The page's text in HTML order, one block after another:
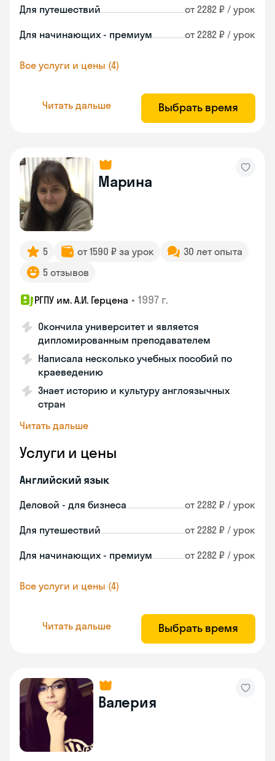
Для путешествий от 2282 ₽ / урок
Для начинающих - премиум от 2282 ₽ / урок
Все услуги и цены (4)
Читать дальше Выбрать время
Марина
5 от 1590 ₽ за урок
30 лет опыта
5 отзывов
РГПУ им. А.И. Герцена • 1997 г.
Окончила университет и является
дипломированным преподавателем
Написала несколько учебных пособий по
краеведению
Знает историю и культуру англоязычных
стран
Читать дальше
Услуги и цены
Английский язык
Деловой - для бизнеса от 2282 ₽ / урок
Для путешествий от 2282 ₽ / урок
Для начинающих - премиум от 2282 ₽ / урок
Все услуги и цены (4)
Читать дальше Выбрать время
Валерия